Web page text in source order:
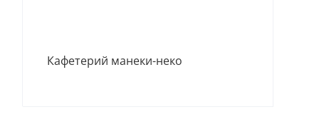
Кафетерий манеки-неко